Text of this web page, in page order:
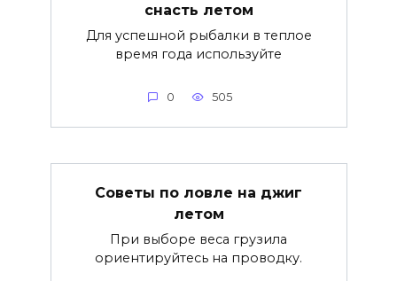
снасть летом
Для успешной рыбалки в теплое
время года используйте
0 505
Советы по ловле на джиг
летом
При выборе веса грузила
ориентируйтесь на проводку.